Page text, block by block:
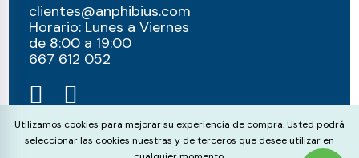
clientes@anphibius.com
Horario: Lunes a Viernes
de 8:00 a 19:00
667 612 052​
Cookie Consent
Utilizamos cookies para mejorar su experiencia de compra. Usted podrá
seleccionar las cookies nuestras y de terceros que desee utilizar en